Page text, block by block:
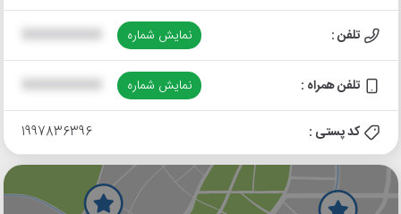
تلفن : نمایش شماره
تلفن همراه : نمایش شماره
کد پستی : 1997836396